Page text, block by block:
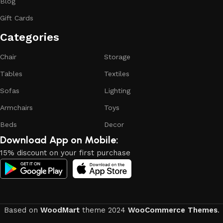
of their products, excellent operational characteristics,
attractive appearance of the products, a long period of use
of the furniture, as well as safety.
Gift Cards
Categories​
Chair
Tables
Sofas
Armchairs
Beds
Storage
Textiles
Lighting
Toys
Decor
Download App on Mobile:
15% discount on your first purchase
Based on WoodMarttheme 2024 WooCommerce Themes.